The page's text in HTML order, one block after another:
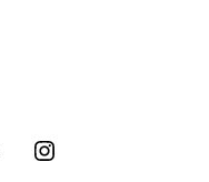
Youtube